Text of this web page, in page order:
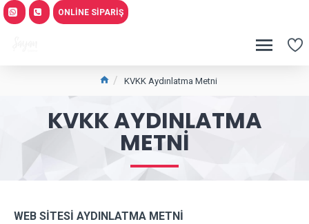
ONLINE SIPARIŞ
KVKK Aydınlatma Metni
KVKK AYDINLATMA
METNI
WEB SİTESİ AYDINLATMA METNİ